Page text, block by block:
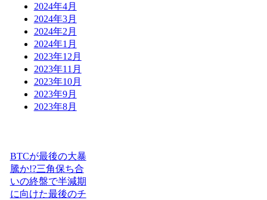
2024年4月
2024年3月
2024年2月
2024年1月
2023年12月
2023年11月
2023年10月
2023年9月
2023年8月
BTCが最後の大暴
騰か!?三角保ち合
いの終盤で半減期
に向けた最後のチ